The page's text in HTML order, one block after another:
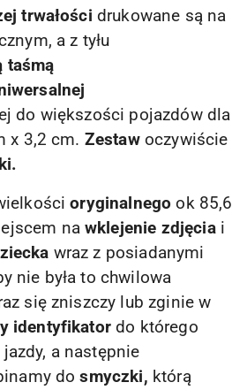
trwałości drukowane są na
a z tyłu
taśmą
do większości pojazdów dla
x 3,2 cm. Zestawoczywiście
oryginalnego ok 85,6
nawklejenie zdjęciai
wraz z posiadanymi
nie była to chwilowa
się zniszczy lub zginie w
identyfikatordo którego
a następnie
dosmyczki, którą